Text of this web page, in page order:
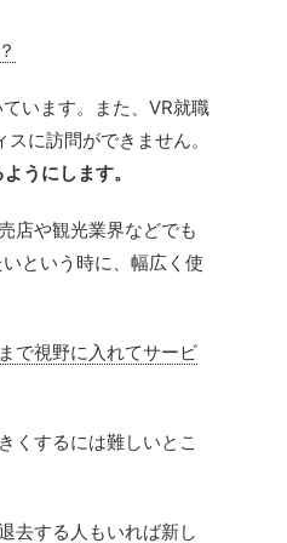
います。また、VR就職
に訪問ができません。
うにします。
店や観光業界などでも
という時に、幅広く使
で視野に入れてサービ
くするには難しいとこ
去する人もいれば新し